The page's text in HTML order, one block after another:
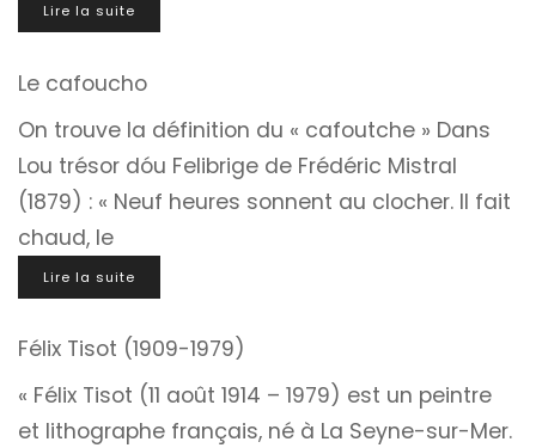
Lire la suite
Le cafoucho
On trouve la définition du « cafoutche » Dans
Lou trésor dóu Felibrige de Frédéric Mistral
(1879) : « Neuf heures sonnent au clocher. Il fait
chaud, le
Lire la suite
Félix Tisot (1909-1979)
« Félix Tisot (11 août 1914 – 1979) est un peintre
et lithographe français, né à La Seyne-sur-Mer.